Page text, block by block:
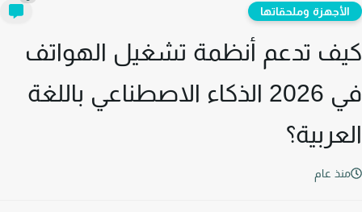
وملحقاتها
تدعم أنظمة تشغيل الهواتف
في 2026 الذكاء الاصطناعي باللغة
عام